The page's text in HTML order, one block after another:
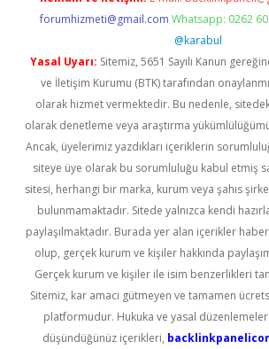
forumhizmeti@gmail.com Whatsapp: 0262
@karabul
Yasal Uyarı: Sitemiz, 5651 Sayılı Kanun
ve İletişim Kurumu (BTK) tarafından
olarak hizmet vermektedir. Bu nedenle,
olarak denetleme veya araştırma
Ancak, üyelerimiz yazdıkları içeriklerin
siteye üye olarak bu sorumluluğu kabul etmiş
sitesi, herhangi bir marka, kurum veya şahıs
bulunmamaktadır. Sitede yalnızca kendi
paylaşılmaktadır. Burada yer alan içerikler
olup, gerçek kurum ve kişiler hakkında
Gerçek kurum ve kişiler ile isim benzerlikleri
Sitemiz, kar amacı gütmeyen ve tamamen
platformudur. Hukuka ve yasal
düşündüğünüz içerikleri,